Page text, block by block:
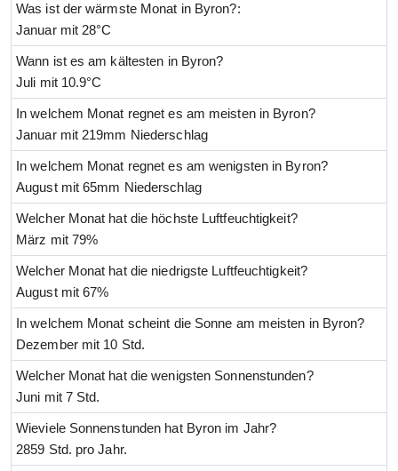
Was ist der wärmste Monat in Byron?:
Januar mit 28°C
Wann ist es am kältesten in Byron?
Juli mit 10.9°C
In welchem Monat regnet es am meisten in Byron?
Januar mit 219mm Niederschlag
In welchem Monat regnet es am wenigsten in Byron?
August mit 65mm Niederschlag
Welcher Monat hat die höchste Luftfeuchtigkeit?
März mit 79%
Welcher Monat hat die niedrigste Luftfeuchtigkeit?
August mit 67%
In welchem Monat scheint die Sonne am meisten in Byron?
Dezember mit 10 Std.
Welcher Monat hat die wenigsten Sonnenstunden?
Juni mit 7 Std.
Wieviele Sonnenstunden hat Byron im Jahr?
2859 Std. pro Jahr.